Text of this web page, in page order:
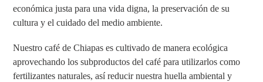
económica justa para una vida digna, la preservación de su
cultura y el cuidado del medio ambiente.
Nuestro café de Chiapas es cultivado de manera ecológica
aprovechando los subproductos del café para utilizarlos como
fertilizantes naturales, así reducir nuestra huella ambiental y